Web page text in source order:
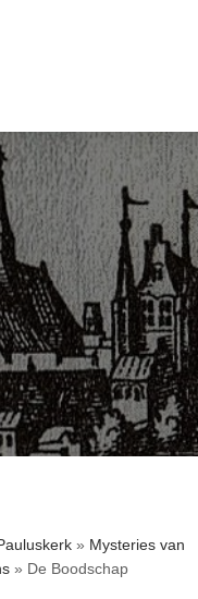
» Mysteries van
» De Boodschap